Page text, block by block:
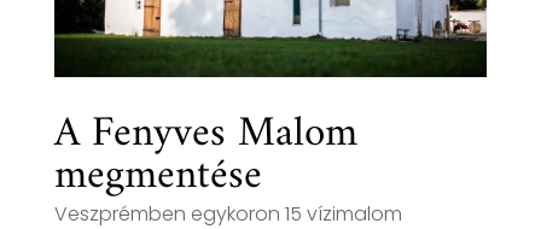
A Fenyves Malom
megmentése
Veszprémben egykoron 15 vízimalom